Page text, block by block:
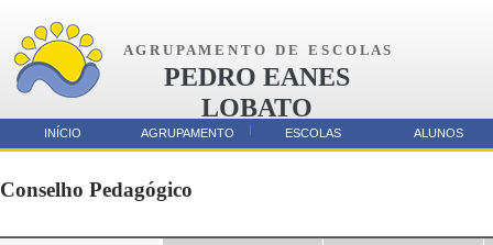
A G R U P A M E N T O D E E S C O L A S
PEDRO EANES
LOBATO
AMORA
Conselho Pedagógico
Parcerias
INÍCIO AGRUPAMENTO ESCOLAS ALUNOS